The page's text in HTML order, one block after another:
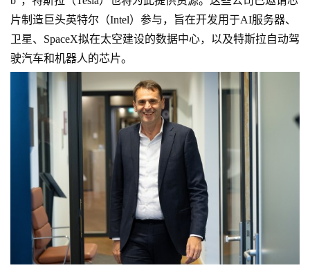
片制造巨头英特尔（Intel）参与，旨在开发用于AI服务器、
卫星、SpaceX拟在太空建设的数据中心，以及特斯拉自动驾
驶汽车和机器人的芯片。